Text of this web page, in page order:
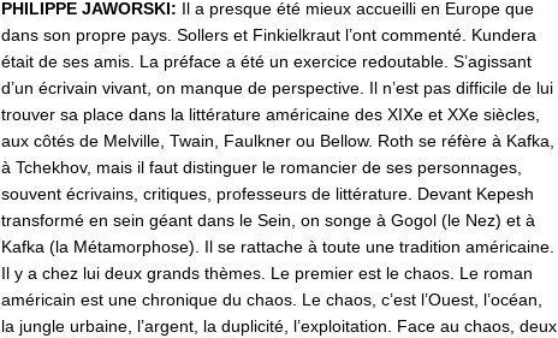
PHILIPPE JAWORSKI: Il a presque été mieux accueilli en Europe que
dans son propre pays. Sollers et Finkielkraut l’ont commenté. Kundera
était de ses amis. La préface a été un exercice redoutable. S’agissant
d’un écrivain vivant, on manque de perspective. Il n’est pas difficile de lui
trouver sa place dans la littérature américaine des XIXe et XXe siècles,
aux côtés de Melville, Twain, Faulkner ou Bellow. Roth se réfère à Kafka,
à Tchekhov, mais il faut distinguer le romancier de ses personnages,
souvent écrivains, critiques, professeurs de littérature. Devant Kepesh
transformé en sein géant dans le Sein, on songe à Gogol (le Nez) et à
Kafka (la Métamorphose). Il se rattache à toute une tradition américaine.
Il y a chez lui deux grands thèmes. Le premier est le chaos. Le roman
américain est une chronique du chaos. Le chaos, c’est l’Ouest, l’océan,
la jungle urbaine, l’argent, la duplicité, l’exploitation. Face au chaos, deux